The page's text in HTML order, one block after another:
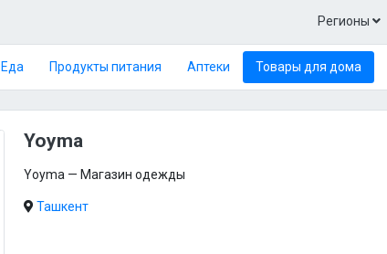
Регионы
Еда Продукты питания Аптеки Товары для дома
Yoyma
Yoyma — Магазин одежды
Ташкент